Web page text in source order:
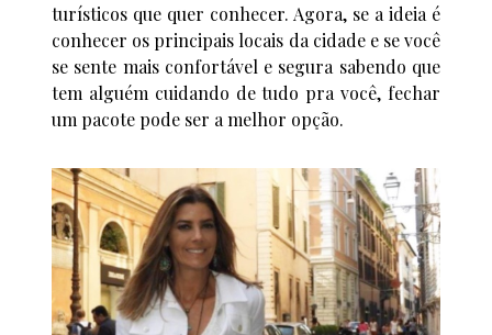
turísticos que quer conhecer. Agora, se a ideia é
conhecer os principais locais da cidade e se você
se sente mais confortável e segura sabendo que
tem alguém cuidando de tudo pra você, fechar
um pacote pode ser a melhor opção.